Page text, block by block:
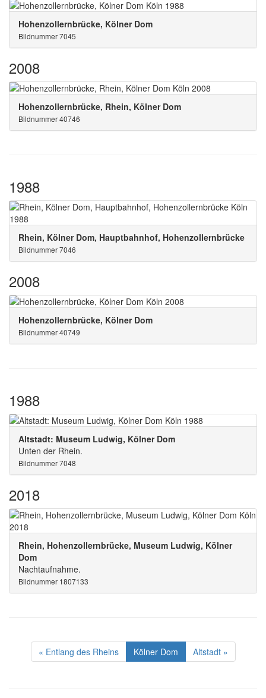
Hohenzollernbrücke, Kölner Dom
Bildnummer 7045
2008
Hohenzollernbrücke, Rhein, Kölner Dom
Bildnummer 40746
1988
Rhein, Kölner Dom, Hauptbahnhof, Hohenzollernbrücke
Bildnummer 7046
2008
Hohenzollernbrücke, Kölner Dom
Bildnummer 40749
1988
Altstadt: Museum Ludwig, Kölner Dom
Unten der Rhein.
Bildnummer 7048
2018
Rhein, Hohenzollernbrücke, Museum Ludwig, Kölner
Dom
Nachtaufnahme.
Bildnummer 1807133
« Entlang des Rheins Kölner Dom Altstadt »